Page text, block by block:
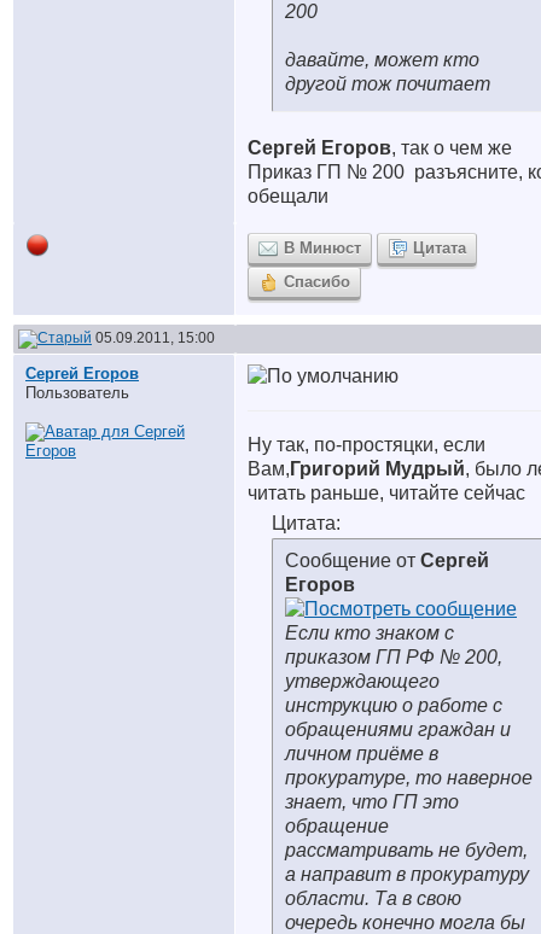
200
давайте, может кто
другой тож почитает
Сергей Егоров, так о чем же
Приказ ГП № 200 разъясните,
обещали
В Минюст
Цитата
Спасибо
05.09.2011, 15:00
Сергей Егоров
Пользователь
Ну так, по-простяцки, если
Вам, Григорий Мудрый, было
читать раньше, читайте сейчас
Цитата:
Сообщение от Сергей
Егоров
Если кто знаком с
приказом ГП РФ № 200,
утверждающего
инструкцию о работе с
обращениями граждан и
личном приёме в
прокуратуре, то наверное
знает, что ГП это
обращение
рассматривать не будет,
а направит в прокуратуру
области. Та в свою
очередь конечно могла бы